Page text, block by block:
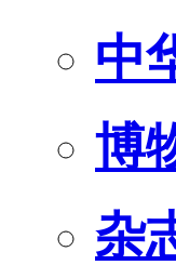
中
博
杂